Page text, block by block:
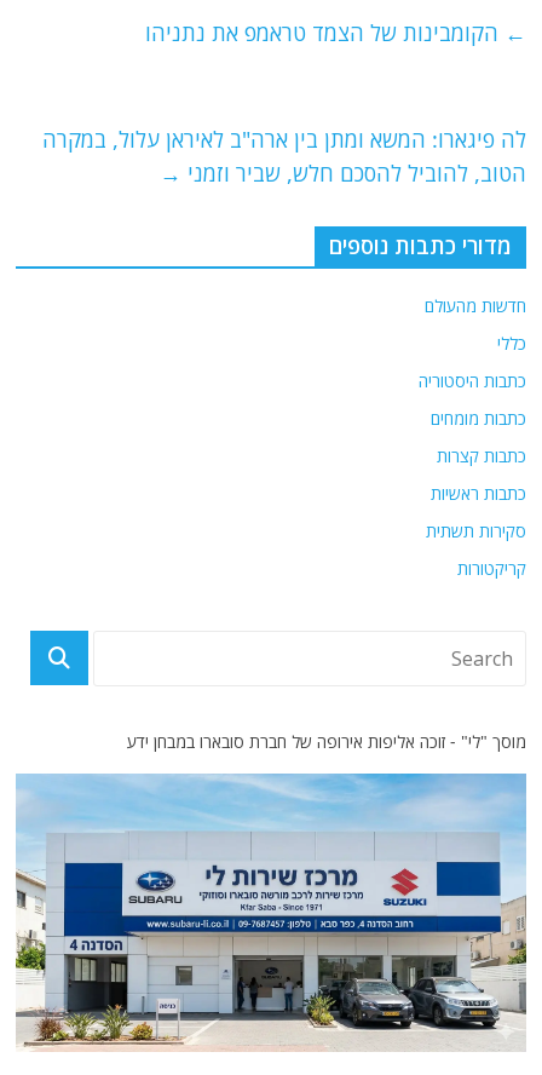
s
p
g
l
er
e
o
k
← הקומבינות של הצמד טראמפ את נתניהו
לה פיגארו: המשא ומתן בין ארה"ב לאיראן עלול, במקרה
הטוב, להוביל להסכם חלש, שביר וזמני →
מדורי כתבות נוספים
חדשות מהעולם
כללי
כתבות היסטוריה
כתבות מומחים
כתבות קצרות
כתבות ראשיות
סקירות תשתית
קריקטורות
מוסך "לי" - זוכה אליפות אירופה של חברת סובארו במבחן ידע